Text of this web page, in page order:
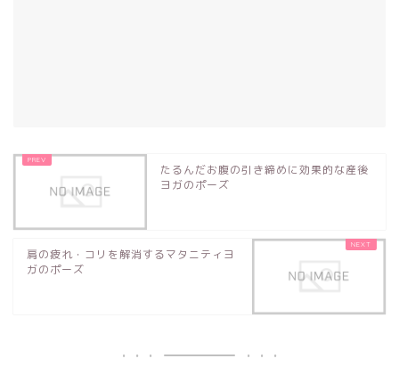
たるんだお腹の引き締めに効果的な産後
ヨガのポーズ
肩の疲れ・コリを解消するマタニティヨ
ガのポーズ